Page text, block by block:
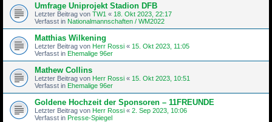
Umfrage Uniprojekt Stadion DFB
Letzter Beitrag von TW1 « 18. Okt 2023, 22:17
Verfasst in Nationalmannschaften / WM2022
Matthias Wilkening
Letzter Beitrag von Herr Rossi « 15. Okt 2023, 11:05
Verfasst in Ehemalige 96er
Mathew Collins
Letzter Beitrag von Herr Rossi « 15. Okt 2023, 10:51
Verfasst in Ehemalige 96er
Goldene Hochzeit der Sponsoren – 11FREUNDE
Letzter Beitrag von Herr Rossi « 2. Sep 2023, 10:06
Verfasst in Presse-Spiegel